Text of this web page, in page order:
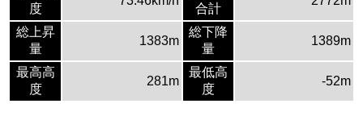
度
合計
総上昇
量
1383m
総下降
量
1389m
最高高
度
281m
最低高
度
-52m